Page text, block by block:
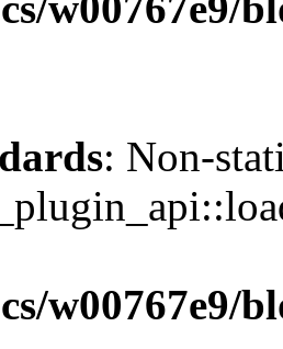
: Non-
w00767e9/